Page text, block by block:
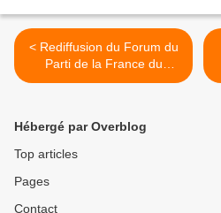
< Rediffusion du Forum du
Parti de la France du
11/05/23
Hébergé par Overblog
Top articles
Pages
Contact